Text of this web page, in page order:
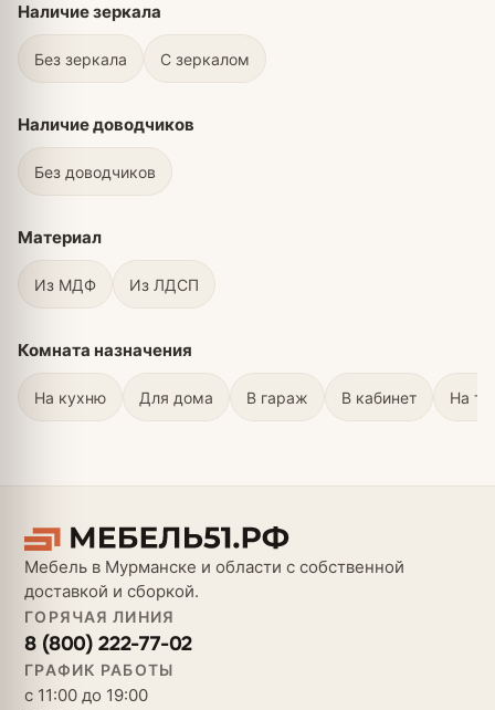
Наличие зеркала
Без зеркала С зеркалом
Наличие доводчиков
Без доводчиков
Материал
Из МДФ Из ЛДСП
Комната назначения
На кухню Для дома В гараж В кабинет На
Мебель в Мурманске и области с собственной
доставкой и сборкой.
ГОРЯЧАЯ ЛИНИЯ
8 (800) 222-77-02
ГРАФИК РАБОТЫ
с 11:00 до 19:00